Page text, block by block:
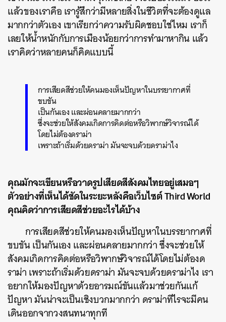
แล้วของเราคือ เรารู้สึกว่ามีหลายสิ่งในชีวิตที่จะต้องดูแล
มากกว่าตัวเอง เขาเรียกว่าความรับผิดชอบใช่ไหม เราก็
เลยให้น้ำหนักกับการเมืองน้อยกว่าการทำมาหากิน แล้ว
เราคิดว่าหลายคนก็คิดแบบนี้
การเสียดสีช่วยให้คนมองเห็นปัญหาในบรรยากาศที่
ขบขัน
เป็นกันเอง และผ่อนคลายมากกว่า
ซึ่งจะช่วยให้สังคมเกิดการคิดต่อหรือวิพากษ์วิจารณ์ได้
โดยไม่ต้องดราม่า
เพราะถ้าเริ่มด้วยดราม่า มันจะจบด้วยดราม่าไง
คุณมักจะเขียนหรือวาดรูปเสียดสีสังคมไทยอยู่เสมอๆ
ตัวอย่างที่เห็นได้ชัดในระยะหลังคือเว็บไซต์ Third World
คุณคิดว่าการเสียดสีช่วยอะไรได้บ้าง
การเสียดสีช่วยให้คนมองเห็นปัญหาในบรรยากาศที่
ขบขัน เป็นกันเอง และผ่อนคลายมากกว่า ซึ่งจะช่วยให้
สังคมเกิดการคิดต่อหรือวิพากษ์วิจารณ์ได้โดยไม่ต้องด
ราม่า เพราะถ้าเริ่มด้วยดราม่า มันจะจบด้วยดราม่าไง เรา
อยากให้มองปัญหาด้วยอารมณ์ขันแล้วมาช่วยกันแก้
ปัญหา มันน่าจะเป็นเชิงบวกมากกว่า ดราม่าทีไรจะมีคน
เดินออกจากวงสนทนาทุกที